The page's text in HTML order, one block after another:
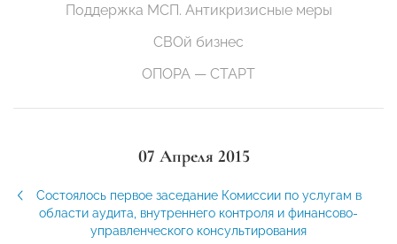
Поддержка МСП. Антикризисные меры
СВОй бизнес
ОПОРА — СТАРТ
07 Апреля 2015
Cостоялось первое заседание Комиссии по услугам в
области аудита, внутреннего контроля и финансово-
управленческого консультирования